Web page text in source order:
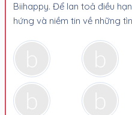
Biihappy. Để lan toả điều
hứng và niềm tin về những